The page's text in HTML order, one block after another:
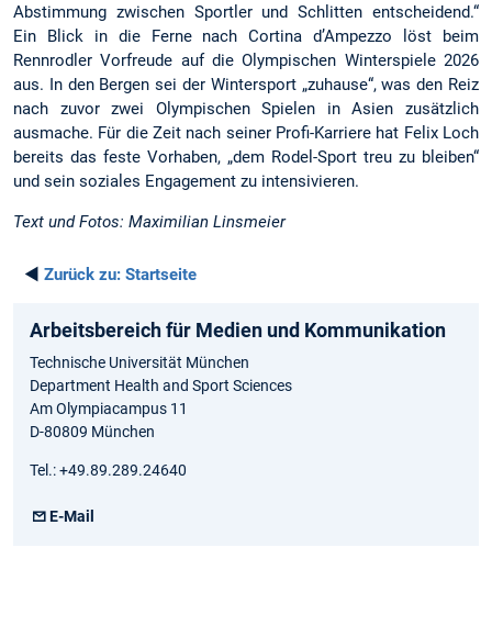
Abstimmung zwischen Sportler und Schlitten entscheidend.“
Ein Blick in die Ferne nach Cortina d’Ampezzo löst beim
Rennrodler Vorfreude auf die Olympischen Winterspiele 2026
aus. In den Bergen sei der Wintersport „zuhause“, was den Reiz
nach zuvor zwei Olympischen Spielen in Asien zusätzlich
ausmache. Für die Zeit nach seiner Profi-Karriere hat Felix Loch
bereits das feste Vorhaben, „dem Rodel-Sport treu zu bleiben“
und sein soziales Engagement zu intensivieren.
Text und Fotos: Maximilian Linsmeier
◄ Zurück zu: Startseite
Arbeitsbereich für Medien und Kommunikation
Technische Universität München
Department Health and Sport Sciences
Am Olympiacampus 11
D-80809 München
Tel.: +49.89.289.24640
E-Mail